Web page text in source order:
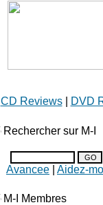
CD Reviews| DVD
Rechercher sur M-I
Avancee Aidez-
M-I Membres